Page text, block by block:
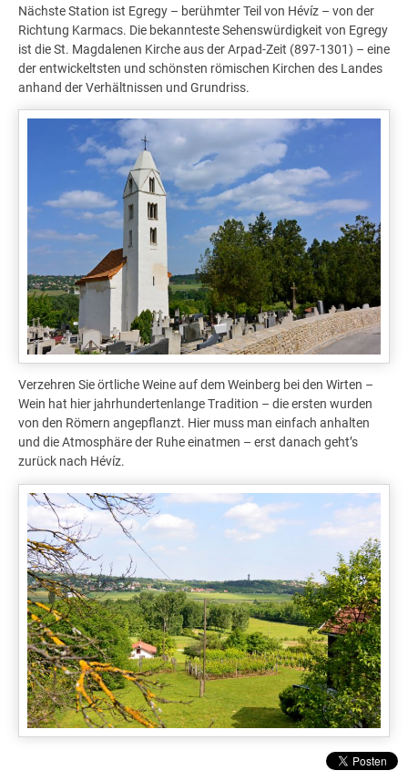
Nächste Station ist Egregy – berühmter Teil von Hévíz – von der
Richtung Karmacs. Die bekannteste Sehenswürdigkeit von Egregy
ist die St. Magdalenen Kirche aus der Arpad-Zeit (897-1301) – eine
der entwickeltsten und schönsten römischen Kirchen des Landes
anhand der Verhältnissen und Grundriss.
Verzehren Sie örtliche Weine auf dem Weinberg bei den Wirten –
Wein hat hier jahrhundertenlange Tradition – die ersten wurden
von den Römern angepflanzt. Hier muss man einfach anhalten
und die Atmosphäre der Ruhe einatmen – erst danach geht’s
zurück nach Hévíz.